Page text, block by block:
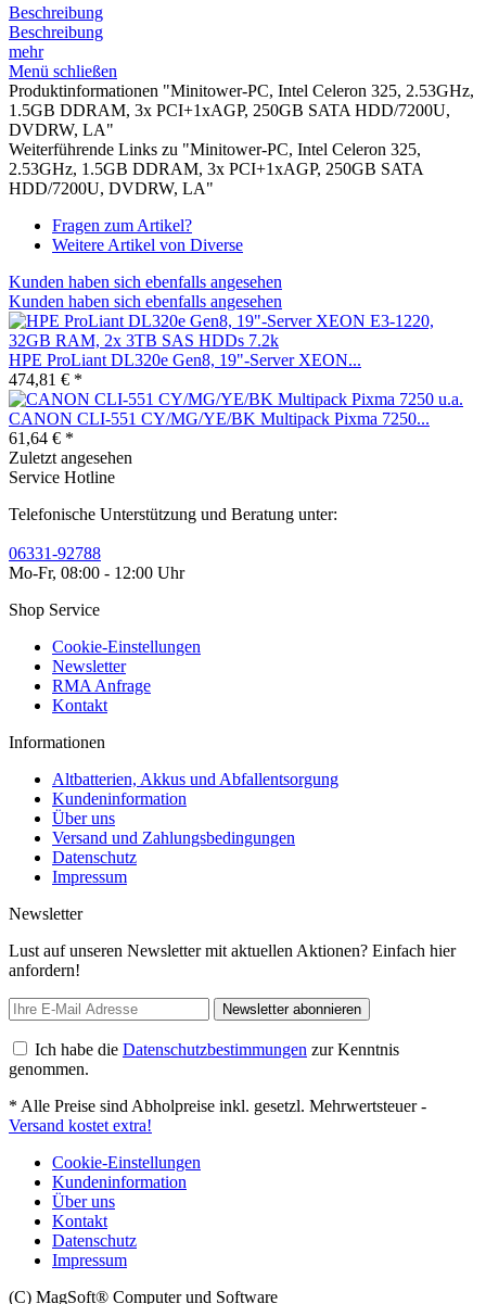
Beschreibung
Beschreibung
mehr
Menü schließen
Produktinformationen "Minitower-PC, Intel Celeron 325, 2.53GHz,
1.5GB DDRAM, 3x PCI+1xAGP, 250GB SATA HDD/7200U,
DVDRW, LA"
Weiterführende Links zu "Minitower-PC, Intel Celeron 325,
2.53GHz, 1.5GB DDRAM, 3x PCI+1xAGP, 250GB SATA
HDD/7200U, DVDRW, LA"
Fragen zum Artikel?
Weitere Artikel von Diverse
Kunden haben sich ebenfalls angesehen
Kunden haben sich ebenfalls angesehen
HPE ProLiant DL320e Gen8, 19"-Server XEON...
474,81 € *
CANON CLI-551 CY/MG/YE/BK Multipack Pixma 7250...
61,64 € *
Zuletzt angesehen
Service Hotline
Telefonische Unterstützung und Beratung unter:
06331-92788
Mo-Fr, 08:00 - 12:00 Uhr
Shop Service
Cookie-Einstellungen
Newsletter
RMA Anfrage
Kontakt
Informationen
Altbatterien, Akkus und Abfallentsorgung
Kundeninformation
Über uns
Versand und Zahlungsbedingungen
Datenschutz
Impressum
Newsletter
Lust auf unseren Newsletter mit aktuellen Aktionen? Einfach hier
anfordern!
Newsletter abonnieren
Ich habe die Datenschutzbestimmungen zur Kenntnis
genommen.
* Alle Preise sind Abholpreise inkl. gesetzl. Mehrwertsteuer -
Versand kostet extra!
Cookie-Einstellungen
Kundeninformation
Über uns
Kontakt
Datenschutz
Impressum
(C) MagSoft® Computer und Software